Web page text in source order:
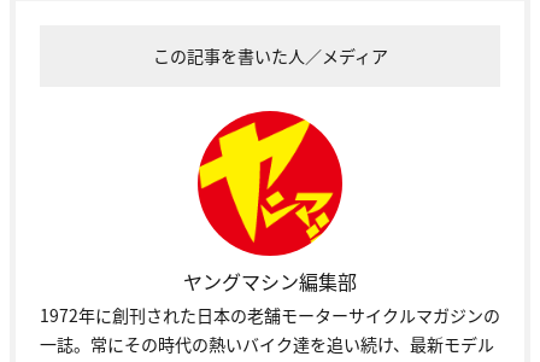
この記事を書いた人／メディア
ヤングマシン編集部
1972年に創刊された日本の老舗モーターサイクルマガジンの
一誌。常にその時代の熱いバイク達を追い続け、最新モデル